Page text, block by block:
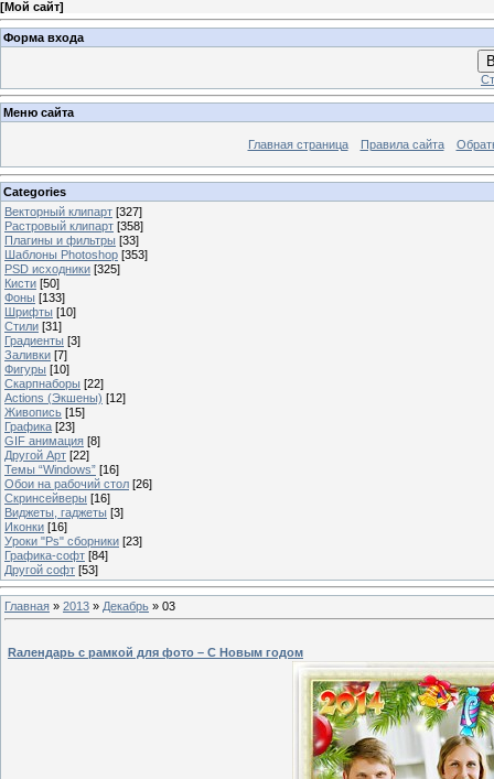
[Мой сайт]
Форма входа
Меню сайта
Главная страница Правила сайта
Categories
Векторный клипарт [327]
Растровый клипарт [358]
Плагины и фильтры [33]
Шаблоны Photoshop [353]
PSD исходники [325]
Кисти [50]
Фоны [133]
Шрифты [10]
Стили [31]
Градиенты [3]
Заливки [7]
Фигуры [10]
Скарпнаборы [22]
Actions (Экшены) [12]
Живопись [15]
Графика [23]
GIF анимация [8]
Другой Арт [22]
Темы “Windows” [16]
Обои на рабочий стол [26]
Скринсейверы [16]
Виджеты, гаджеты [3]
Иконки [16]
Уроки "Ps" сборники [23]
Графика-софт [84]
Другой софт [53]
Главная » 2013 » Декабрь » 03
Rалендарь с рамкой для фото – С Новым годом